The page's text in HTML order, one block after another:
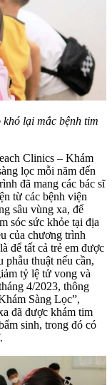
lại mắc bệnh tim
Clinics – Khám
lọc mỗi năm đến
đã mang các bác sĩ
từ các bệnh viện
sâu vùng xa, để
sóc sức khỏe tại địa
của chương trình
để tất cả trẻ em được
phẫu thuật nếu cần,
tỷ lệ tử vong và
4/2023, thông
Sàng Lọc”,
đã được khám tim
sinh, trong đó có